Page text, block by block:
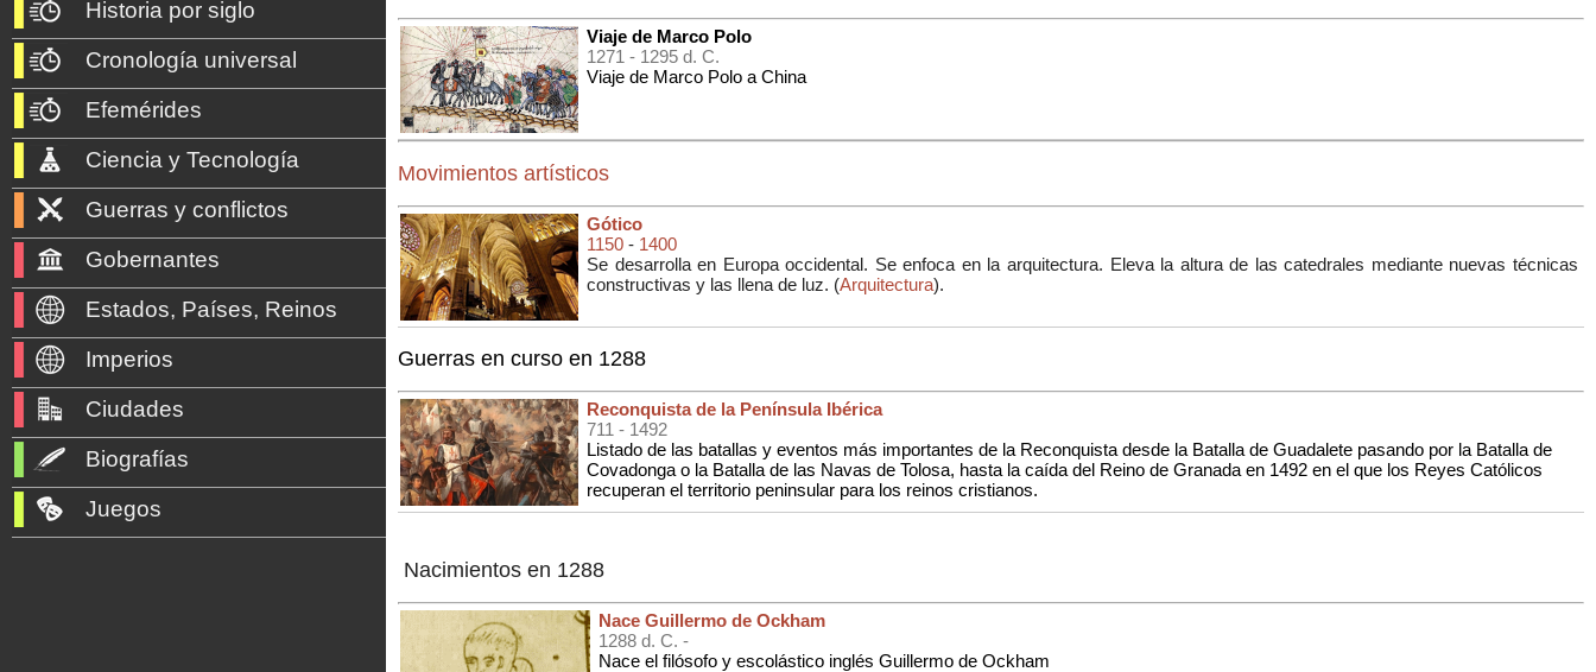
Viaje de Marco Polo
1271 - 1295 d. C.
Viaje de Marco Polo a China
Movimientos artísticos
Gótico
1150 - 1400
Se desarrolla en Europa occidental. Se enfoca en la arquitectura. Eleva la altura de las catedrales mediante nuevas técnicas
constructivas y las llena de luz. (Arquitectura).
Guerras en curso en 1288
Reconquista de la Península Ibérica
711 - 1492
Listado de las batallas y eventos más importantes de la Reconquista desde la Batalla de Guadalete pasando por la Batalla de
Covadonga o la Batalla de las Navas de Tolosa, hasta la caída del Reino de Granada en 1492 en el que los Reyes Católicos
recuperan el territorio peninsular para los reinos cristianos.
Nacimientos en 1288
Nace Guillermo de Ockham
1288 d. C. -
Nace el filósofo y escolástico inglés Guillermo de Ockham
Historia por siglo
Cronología universal
Efemérides
Ciencia y Tecnología
Guerras y conflictos
Gobernantes
Estados, Países, Reinos
Imperios
Ciudades
Biografías
Juegos